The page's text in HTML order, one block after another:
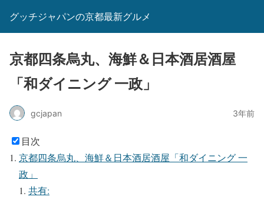
グッチジャパンの京都最新グルメ
京都四条烏丸、海鮮＆日本酒居酒屋
「和ダイニング 一政」
gcjapan 3年前
目次
京都四条烏丸、海鮮＆日本酒居酒屋「和ダイニング 一
政」
共有: